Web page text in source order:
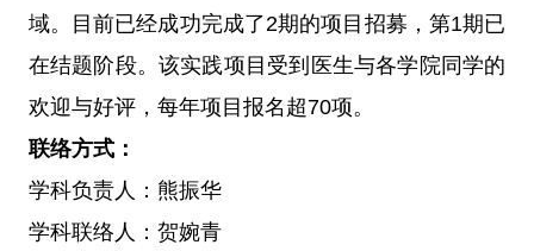
域。目前已经成功完成了2期的项目招募，第1期已
在结题阶段。该实践项目受到医生与各学院同学的
欢迎与好评，每年项目报名超70项。
联络方式：
学科负责人：熊振华
学科联络人：贺婉青